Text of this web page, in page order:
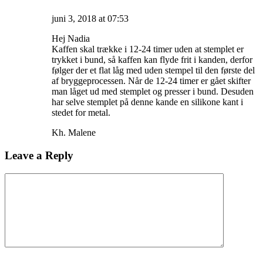
juni 3, 2018 at 07:53
Hej Nadia
Kaffen skal trække i 12-24 timer uden at stemplet er
trykket i bund, så kaffen kan flyde frit i kanden, derfor
følger der et flat låg med uden stempel til den første del
af bryggeprocessen. Når de 12-24 timer er gået skifter
man låget ud med stemplet og presser i bund. Desuden
har selve stemplet på denne kande en silikone kant i
stedet for metal.
Kh. Malene
Leave a Reply